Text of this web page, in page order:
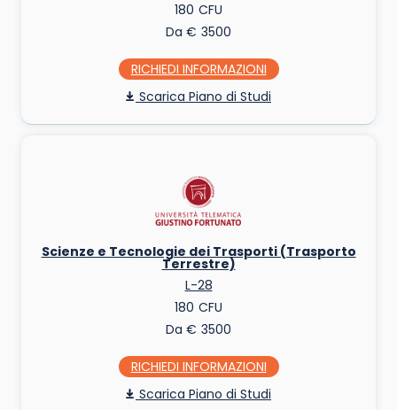
180
Da € 3500
RICHIEDI INFO
Piano di Studi
Scienze e Tecnologie dei Trasporti (Trasporto
Terrestre)
L-28
180
Da € 3500
RICHIEDI INFO
Piano di Studi